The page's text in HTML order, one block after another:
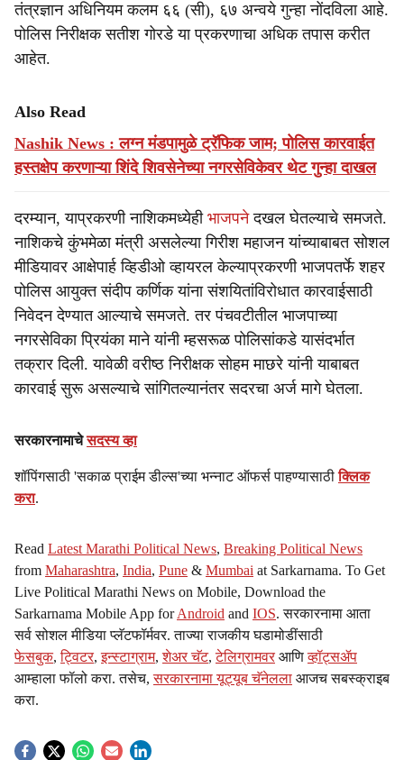
तंत्रज्ञान अधिनियम कलम ६६ (सी), ६७ अन्वये गुन्हा नोंदविला आहे.
पोलिस निरीक्षक सतीश गोरडे या प्रकरणाचा अधिक तपास करीत
आहेत.
Also Read
Nashik News : लग्न मंडपामुळे ट्रॅफिक जाम; पोलिस कारवाईत
हस्तक्षेप करणाऱ्या शिंदे शिवसेनेच्या नगरसेविकेवर थेट गुन्हा दाखल
दरम्यान, याप्रकरणी नाशिकमध्येही भाजपनेदखल घेतल्याचे समजते.
नाशिकचे कुंभमेळा मंत्री असलेल्या गिरीश महाजन यांच्याबाबत सोशल
मीडियावर आक्षेपार्ह व्हिडीओ व्हायरल केल्याप्रकरणी भाजपतर्फे शहर
पोलिस आयुक्त संदीप कर्णिक यांना संशयितांविरोधात कारवाईसाठी
निवेदन देण्यात आल्याचे समजते. तर पंचवटीतील भाजपाच्या
नगरसेविका प्रियंका माने यांनी म्हसरूळ पोलिसांकडे यासंदर्भात
तक्रार दिली. यावेळी वरीष्ठ निरीक्षक सोहम माछरे यांनी याबाबत
कारवाई सुरू असल्याचे सांगितल्यानंतर सदरचा अर्ज मागे घेतला.
सरकारनामाचेसदस्य व्हा
शॉपिंगसाठी 'सकाळ प्राईम डील्स'च्या भन्नाट ऑफर्स पाहण्यासाठीक्लिक
करा.
Read Latest Marathi Political News, Breaking Political News
from Maharashtra, India, Pune & Mumbai at Sarkarnama. To Get
Live Political Marathi News on Mobile, Download the
Sarkarnama Mobile App forAndroid and IOS. सरकारनामा आता
सर्व सोशल मीडिया प्लॅटफॉर्मवर. ताज्या राजकीय घडामोडींसाठी
फेसबुक,ट्विटर,इन्स्टाग्राम,शेअर चॅट,टेलिग्रामवर आणिव्हॉट्सॲप
आम्हाला फॉलो करा. तसेच,सरकारनामा यूट्यूब चॅनेलला आजच सबस्क्राइब
करा.